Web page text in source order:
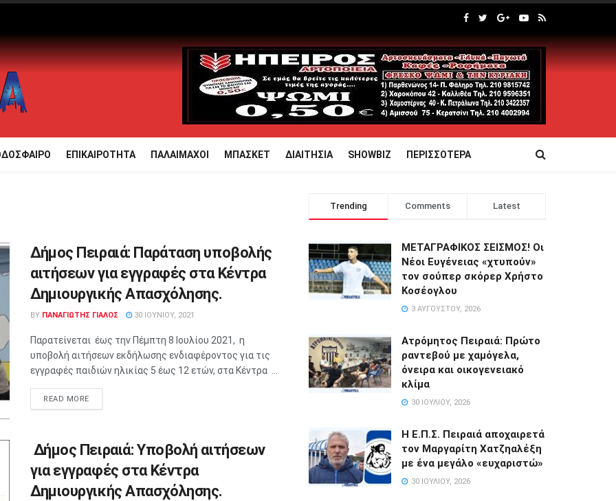
ΕΠΙΚΑΙΡΟΤΗΤΑ ΠΑΛΑΙΜΑΧΟΙ ΜΠΑΣΚΕΤ ΔΙΑΙΤΗΣΙΑ SHOWBIZ ΠΕΡΙΣΣΟΤΕΡΑ
Δήμος Πειραιά: Παράταση υποβολής
αιτήσεων για εγγραφές στα Κέντρα
Δημιουργικής Απασχόλησης.
BY ΠΑΝΑΓΙΩΤΗΣ ΓΙΑΛΟΣ 30 ΙΟΥΝΊΟΥ, 2021
Παρατείνεται έως την Πέμπτη 8 Ιουλίου 2021, η
υποβολή αιτήσεων εκδήλωσης ενδιαφέροντος για τις
εγγραφές παιδιών ηλικίας 5 έως 12 ετών, στα Κέντρα ...
READ MORE
Δήμος Πειραιά: Yποβολή αιτήσεων
για εγγραφές στα Κέντρα
Δημιουργικής Απασχόλησης.
Trending Comments Latest
ΜΕΤΑΓΡΑΦΙΚΟΣ ΣΕΙΣΜΟΣ! Οι
Νέοι Ευγένειας «χτυπούν»
τον σούπερ σκόρερ Χρήστο
Κοσέογλου
3 ΑΥΓΟΎΣΤΟΥ, 2026
Ατρόμητος Πειραιά: Πρώτο
ραντεβού με χαμόγελα,
όνειρα και οικογενειακό
κλίμα
30 ΙΟΥΛΊΟΥ, 2026
Η Ε.Π.Σ. Πειραιά αποχαιρετά
τον Μαργαρίτη Χατζηαλέξη
με ένα μεγάλο «ευχαριστώ»
30 ΙΟΥΛΊΟΥ, 2026